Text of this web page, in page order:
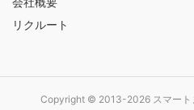
リクルート
Copyright © 2013-2026 スマート